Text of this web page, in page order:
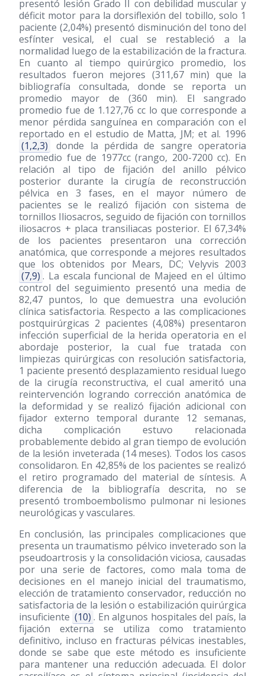
presentó lesión Grado II con debilidad muscular y
déficit motor para la dorsiflexión del tobillo, solo 1
paciente (2,04%) presentó disminución del tono del
esfínter vesical, el cual se restableció a la
normalidad luego de la estabilización de la fractura.
En cuanto al tiempo quirúrgico promedio, los
resultados fueron mejores (311,67 min) que la
bibliografía consultada, donde se reporta un
promedio mayor de (360 min). El sangrado
promedio fue de 1.127,76 cc lo que corresponde a
menor pérdida sanguínea en comparación con el
reportado en el estudio de Matta, JM; et al. 1996
(1,2,3)
donde la pérdida de sangre operatoria
promedio fue de 1977cc (rango, 200-7200 cc). En
relación al tipo de fijación del anillo pélvico
posterior durante la cirugía de reconstrucción
pélvica en 3 fases, en el mayor número de
pacientes se le realizó fijación con sistema de
tornillos Iliosacros, seguido de fijación con tornillos
iliosacros + placa transiliacas posterior. El 67,34%
de los pacientes presentaron una corrección
anatómica, que corresponde a mejores resultados
que los obtenidos por Mears, DC; Velyvis 2003
(7,9) . La escala funcional de Majeed en el último
control del seguimiento presentó una media de
82,47 puntos, lo que demuestra una evolución
clínica satisfactoria. Respecto a las complicaciones
postquirúrgicas 2 pacientes (4,08%) presentaron
infección superficial de la herida operatoria en el
abordaje posterior, la cual fue tratada con
limpiezas quirúrgicas con resolución satisfactoria,
1 paciente presentó desplazamiento residual luego
de la cirugía reconstructiva, el cual ameritó una
reintervención logrando corrección anatómica de
la deformidad y se realizó fijación adicional con
fijador externo temporal durante 12 semanas,
dicha complicación estuvo relacionada
probablemente debido al gran tiempo de evolución
de la lesión inveterada (14 meses). Todos los casos
consolidaron. En 42,85% de los pacientes se realizó
el retiro programado del material de síntesis. A
diferencia de la bibliografía descrita, no se
presentó tromboembolismo pulmonar ni lesiones
neurológicas y vasculares.
En conclusión, las principales complicaciones que
presenta un traumatismo pélvico inveterado son la
pseudoartrosis y la consolidación viciosa, causadas
por una serie de factores, como mala toma de
decisiones en el manejo inicial del traumatismo,
elección de tratamiento conservador, reducción no
satisfactoria de la lesión o estabilización quirúrgica
insuficiente (10) . En algunos hospitales del país, la
fijación externa se utiliza como tratamiento
definitivo, incluso en fracturas pélvicas inestables,
donde se sabe que este método es insuficiente
para mantener una reducción adecuada. El dolor